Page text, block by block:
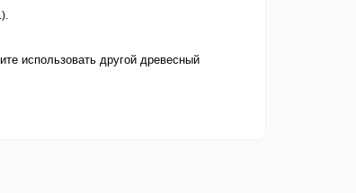
использовать другой древесный